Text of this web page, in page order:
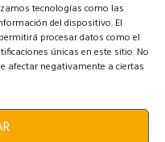
tecnologías como las
del dispositivo. El
procesar datos como el
únicas en este sitio. No
afectar negativamente a ciertas
Badalona